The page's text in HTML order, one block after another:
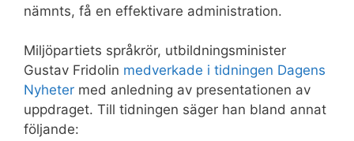
nämnts, få en effektivare administration.
Miljöpartiets språkrör, utbildningsminister
Gustav Fridolin medverkade i tidningen Dagens
Nyheter med anledning av presentationen av
uppdraget. Till tidningen säger han bland annat
följande: